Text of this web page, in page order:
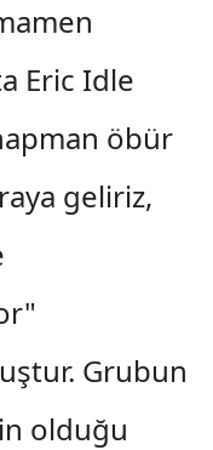
Eric Idle
öbür
geliriz,
Grubun
olduğu